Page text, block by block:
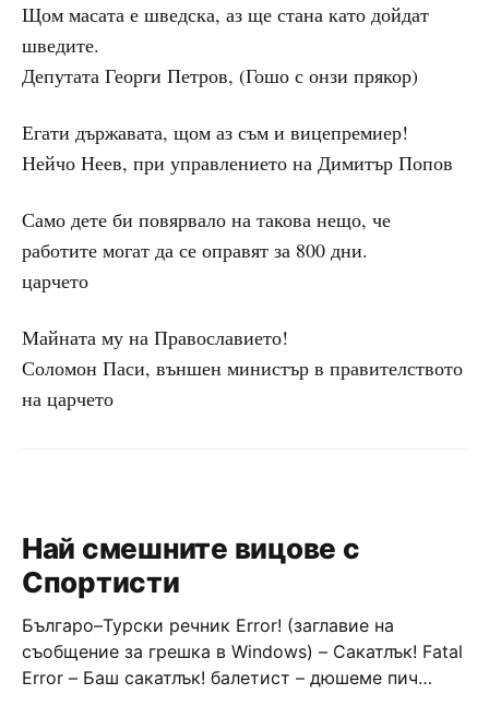
Щом масата е шведска, аз ще стана като дойдат
шведите.
Депутата Георги Петров, (Гошо с онзи прякор)
Егати държавата, щом аз съм и вицепремиер!
Нейчо Неев, при управлението на Димитър Попов
Само дете би повярвало на такова нещо, че
работите могат да се оправят за 800 дни.
царчето
Майната му на Православието!
Соломон Паси, външен министър в правителството
на царчето
Най смешните вицове с
Спортисти
Българо–Турски речник Error! (заглавие на
съобщение за грешка в Windows) – Сакатлък! Fatal
Error – Баш сакатлък! балетист – дюшеме пич